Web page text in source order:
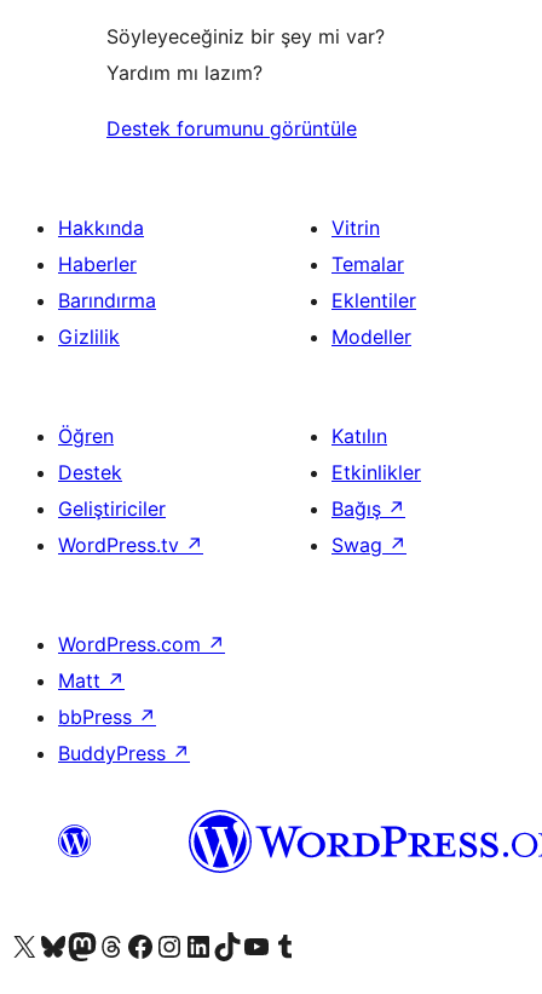
Söyleyeceğiniz bir şey mi var?
Yardım mı lazım?
Destek forumunu görüntüle
Hakkında
Haberler
Barındırma
Gizlilik
Vitrin
Temalar
Eklentiler
Modeller
Öğren
Destek
Geliştiriciler
WordPress.tv ↗
Katılın
Etkinlikler
Bağış ↗
Swag ↗
WordPress.com ↗
Matt ↗
bbPress ↗
BuddyPress ↗
X (eski Twitter) hesabımıza bakın
Bluesky hesabımızı ziyaret edinMastodon hesabımızı ziyaret edinThreads hesabımızı ziyaret edinFacebook sayfamızı ziyaret edinInstagram hesabımızı ziyaret edinLinkedIn hesabımızı ziyaret edinTikTok hesabımızı ziyaret edinYouTube kanalımızı ziyaret edinTumblr hesabımızı ziyaret edin